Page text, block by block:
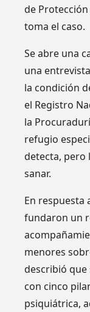
de
toma el caso.
Se abre una
una
la condición
el Registro
la
refugio
detecta, pero
sanar.
En respuesta
fundaron un
menores
describió
con cinco
psiquiátrica,